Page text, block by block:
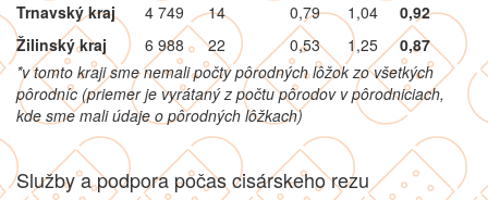
Trnavský kraj
4 749 14 0,79 1,04
0,92
Žilinský kraj
6 988 22 0,53 1,25
0,87
*v tomto kraji sme nemali počty pôrodných lôžok zo všetkých
pôrodníc (priemer je vyrátaný z počtu pôrodov v pôrodniciach,
kde sme mali údaje o pôrodných lôžkach)
Služby a podpora počas cisárskeho rezu